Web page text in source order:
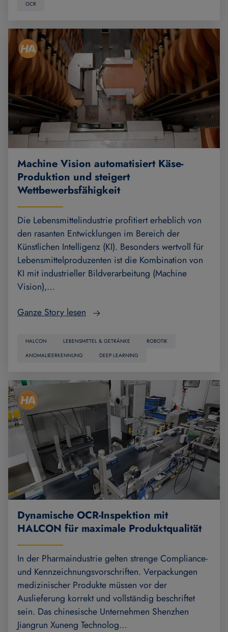
OCR
Machine Vision automatisiert Käse-
Produktion und steigert
Wettbewerbsfähigkeit
Die Lebensmittelindustrie profitiert erheblich von
den rasanten Entwicklungen im Bereich der
Künstlichen Intelligenz (KI). Besonders wertvoll für
Lebensmittelproduzenten ist die Kombination von
KI mit industrieller Bildverarbeitung (Machine
Vision),…
Ganze Story lesen
HALCON LEBENSMITTEL & GETRÄNKE
ROBOTIK
ANOMALIEERKENNUNG
DEEP LEARNING
Dynamische OCR-Inspektion mit
HALCON für maximale Produktqualität
In der Pharmaindustrie gelten strenge Compliance-
und Kennzeichnungsvorschriften. Verpackungen
medizinischer Produkte müssen vor der
Auslieferung korrekt und vollständig beschriftet
sein. Das chinesische Unternehmen Shenzhen
Jiangrun Xuneng Technolog…